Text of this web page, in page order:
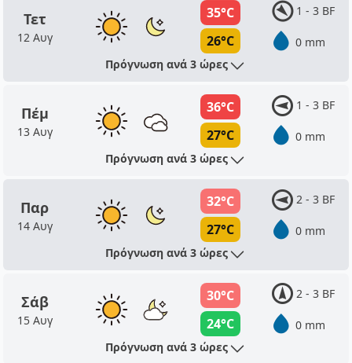
Τετ
12 Αυγ
35°C
26°C
1 - 3 BF
0 mm
Πρόγνωση ανά 3 ώρες
Πέμ
13 Αυγ
36°C
27°C
1 - 3 BF
0 mm
Πρόγνωση ανά 3 ώρες
Παρ
14 Αυγ
32°C
27°C
2 - 3 BF
0 mm
Πρόγνωση ανά 3 ώρες
Σάβ
15 Αυγ
30°C
24°C
2 - 3 BF
0 mm
Πρόγνωση ανά 3 ώρες